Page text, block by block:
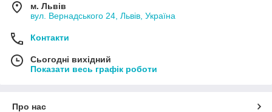
м. Львів
вул. Вернадського 24, Львів, Україна
Контакти
Сьогодні вихідний
Показати весь графік роботи
Про нас